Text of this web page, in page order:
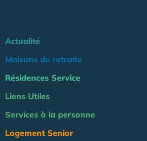
Actualité
Maisons de retraite
Résidences Service
Liens Utiles
Services à la personne
Logement Senior